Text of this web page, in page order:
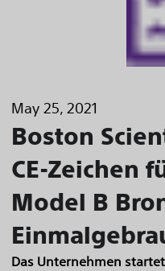
May 25, 2021
Boston
CE-Zeichen
Model B
Das Unternehmen